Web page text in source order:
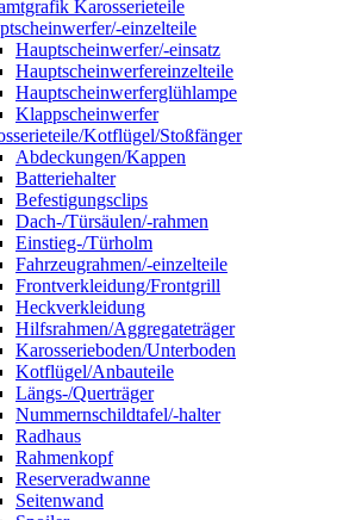
Karosserieteile
einzelteile
Hauptscheinwerfer/-einsatz
Hauptscheinwerfereinzelteile
Hauptscheinwerferglühlampe
Klappscheinwerfer
Kotflügel/Stoßfänger
Abdeckungen/Kappen
Batteriehalter
Befestigungsclips
Dach-/Türsäulen/-rahmen
Einstieg-/Türholm
Fahrzeugrahmen/-einzelteile
Frontverkleidung/Frontgrill
Heckverkleidung
Hilfsrahmen/Aggregateträger
Karosserieboden/Unterboden
Kotflügel/Anbauteile
Längs-/Querträger
Nummernschildtafel/-halter
Radhaus
Rahmenkopf
Reserveradwanne
Seitenwand